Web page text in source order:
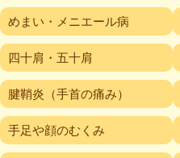
めまい・メニエール病
四十肩・五十肩
腱鞘炎（手首の痛み）
手足や顔のむくみ